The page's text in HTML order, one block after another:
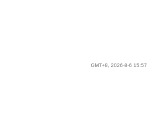
GMT+8, 2026-8-6 15:57